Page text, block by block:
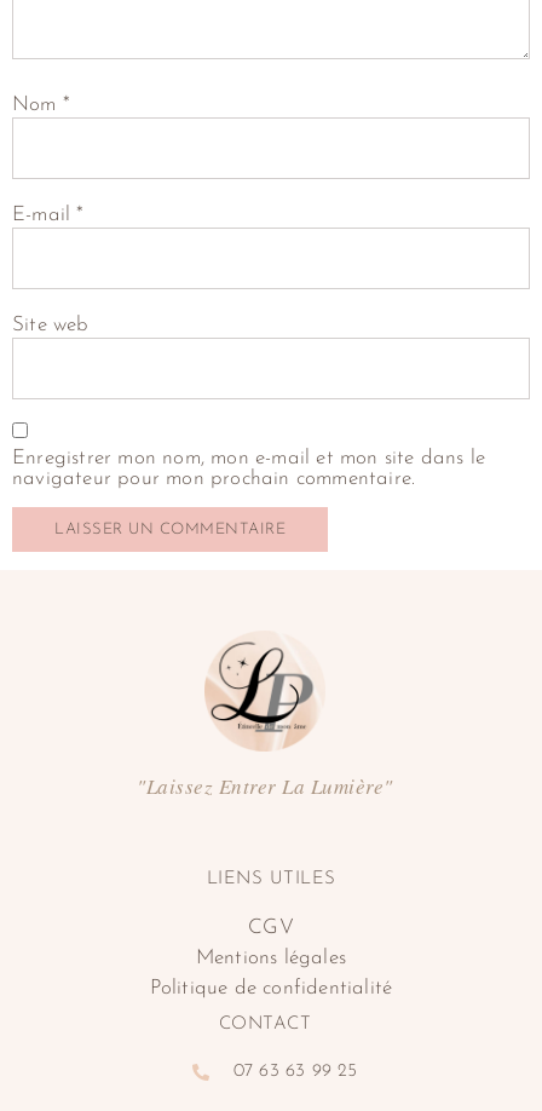
Nom *
E-mail*
Site web
Enregistrer mon nom, mon e-mail et mon site dans le
navigateur pour mon prochain commentaire.
"Laissez Entrer La Lumière"
LIENS UTILES
CGV
Mentions légales
Politique de confidentialité
CONTACT
07 63 63 99 25